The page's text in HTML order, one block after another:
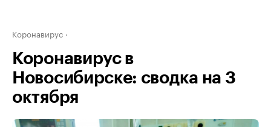
Коронавирус
Коронавирус в
Новосибирске: сводка на 3
октября